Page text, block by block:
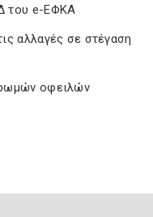
του e-ΕΦΚΑ
αλλαγές σε στέγαση
οφειλών